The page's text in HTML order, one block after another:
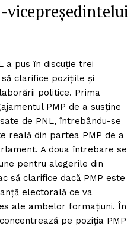
a pus în discuție trei
clarifice pozițiile și
politice. Prima
PMP de a susține
de PNL, întrebându-se
reală din partea PMP de a
A doua întrebare se
pentru alegerile din
să clarifice dacă PMP este
electorală ce va
ale ambelor formațiuni. În
pe poziția PMP